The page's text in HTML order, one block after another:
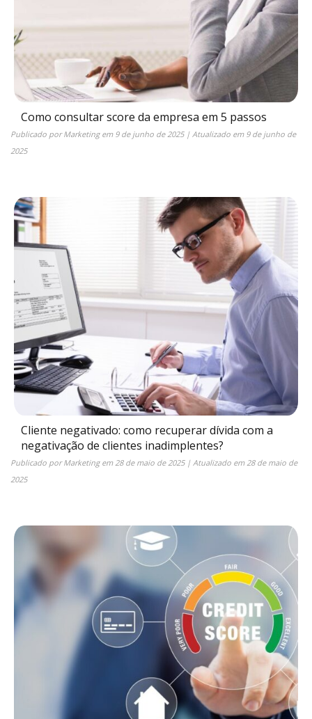
Como consultar score da empresa em 5 passos
Publicado porMarketingem 9 de junho de 2025| Atualizado em 9 de junho de
2025
Cliente negativado: como recuperar dívida com a
negativação de clientes inadimplentes?
Publicado porMarketingem 28 de maio de 2025| Atualizado em 28 de maio de
2025